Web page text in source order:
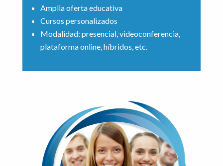
Amplia oferta educativa
Cursos personalizados
Modalidad: presencial, videoconferencia,
plataforma online, híbridos, etc.